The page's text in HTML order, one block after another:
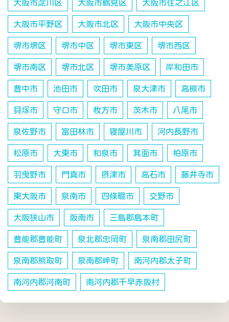
大阪市淀川区 大阪市鶴見区 大阪市住之江区
大阪市平野区 大阪市北区 大阪市中央区
堺市堺区 堺市中区 堺市東区 堺市西区
堺市南区 堺市北区 堺市美原区 岸和田市
豊中市 池田市 吹田市 泉大津市 高槻市
貝塚市 守口市 枚方市 茨木市 八尾市
泉佐野市 富田林市 寝屋川市 河内長野市
松原市 大東市 和泉市 箕面市 柏原市
羽曳野市 門真市 摂津市 高石市 藤井寺市
東大阪市 泉南市 四條畷市 交野市
大阪狭山市 阪南市 三島郡島本町
豊能郡豊能町 泉北郡忠岡町 泉南郡田尻町
泉南郡熊取町 泉南郡岬町 南河内郡太子町
南河内郡河南町 南河内郡千早赤阪村